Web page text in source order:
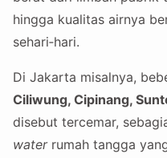
hingga kualitas airnya
sehari‑hari.
Di Jakarta misalnya,
Ciliwung, Cipinang,
disebut tercemar,
waterrumah tangga